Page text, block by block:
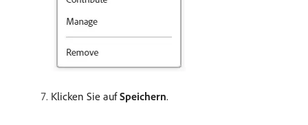
Klicken Sie aufSpeichern.